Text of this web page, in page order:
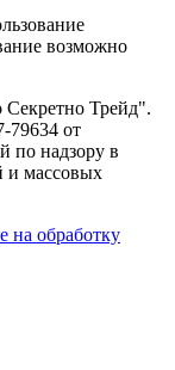
возможно
Трейд".
79634 от
по надзору в
и массовых
на обработку